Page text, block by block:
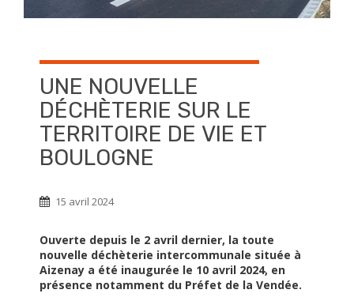
UNE NOUVELLE
DÉCHÈTERIE SUR LE
TERRITOIRE DE VIE ET
BOULOGNE
15 avril 2024
Ouverte depuis le 2 avril dernier, la toute
nouvelle déchèterie intercommunale située à
Aizenay a été inaugurée le 10 avril 2024, en
présence notamment du Préfet de la Vendée.